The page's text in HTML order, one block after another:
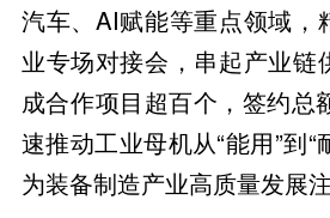
汽车、AI赋能等重点领域，
业专场对接会，串起产业链
成合作项目超百个，签约总
速推动工业母机从“能用”到“
为装备制造产业高质量发展